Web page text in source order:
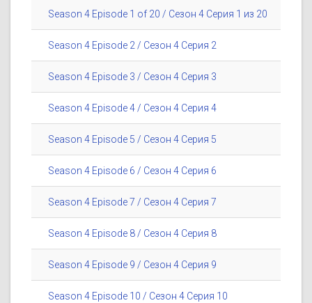
Season 4 Episode 1 of 20 / Сезон 4 Серия 1 из 20
Season 4 Episode 2 / Сезон 4 Серия 2
Season 4 Episode 3 / Сезон 4 Серия 3
Season 4 Episode 4 / Сезон 4 Серия 4
Season 4 Episode 5 / Сезон 4 Серия 5
Season 4 Episode 6 / Сезон 4 Серия 6
Season 4 Episode 7 / Сезон 4 Серия 7
Season 4 Episode 8 / Сезон 4 Серия 8
Season 4 Episode 9 / Сезон 4 Серия 9
Season 4 Episode 10 / Сезон 4 Серия 10